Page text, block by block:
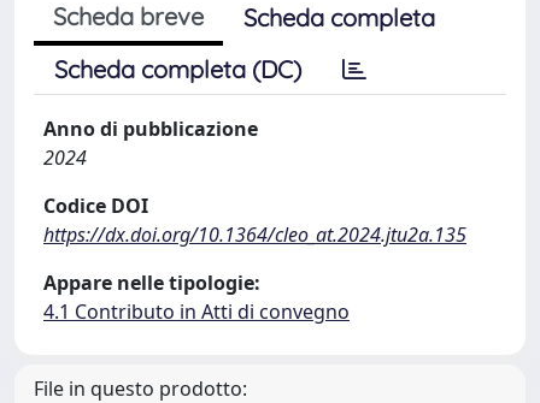
Scheda breve
Scheda completa
Scheda completa (DC)
Anno di pubblicazione
2024
Codice DOI
https://dx.doi.org/10.1364/cleo_at.2024.jtu2a.135
Appare nelle tipologie:
4.1 Contributo in Atti di convegno
File in questo prodotto: